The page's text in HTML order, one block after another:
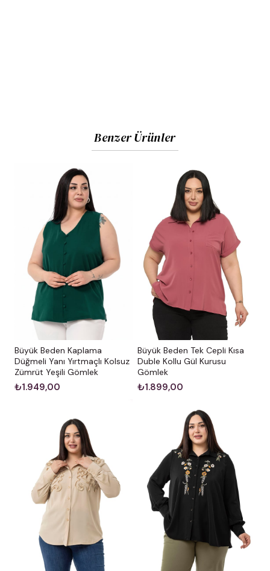
Kumaş İçeriği:Yüksek kaliteli %100 Polyester içerikli
kumaş. (Nefes alabilen, terletmeyen ve ütü
gereksinimi az olan özel doku).
Görseldeki Ürün Bedeni:
Manken Ölçüleri:
Boy:
1.73 cm
Göğüs:108 cm | Bel:87 cm |
119 cm
Bakım ve Uyarılar
Yıkama:Kumaşın formunu ve yumuşaklığını uzun süre
koruması için 30°C’de yıkanması tavsiye edilir.
Ütüleme:Düşük ısıda hafifçe ütülenebilir.
Renk Notu:
Stüdyo çekimlerinde renkler, ışık
gösterebilir.
Benzer Ürünler
Büyük Beden Kaplama
Düğmeli Yanı Yırtmaçlı Kolsuz
Zümrüt Yeşili Gömlek
₺1.949,00
Büyük Beden Tek Cepli Kısa
Duble Kollu Gül Kurusu
Gömlek
₺1.899,00